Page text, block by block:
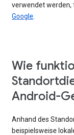
verwendet werden,
Google
Wie
Android-
Anhand des
beispielsweise